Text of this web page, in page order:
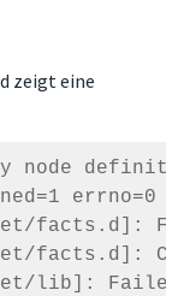
zeigt eine
node
Failed to